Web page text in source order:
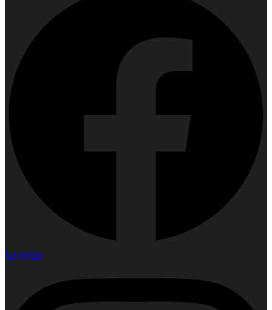
Instagram